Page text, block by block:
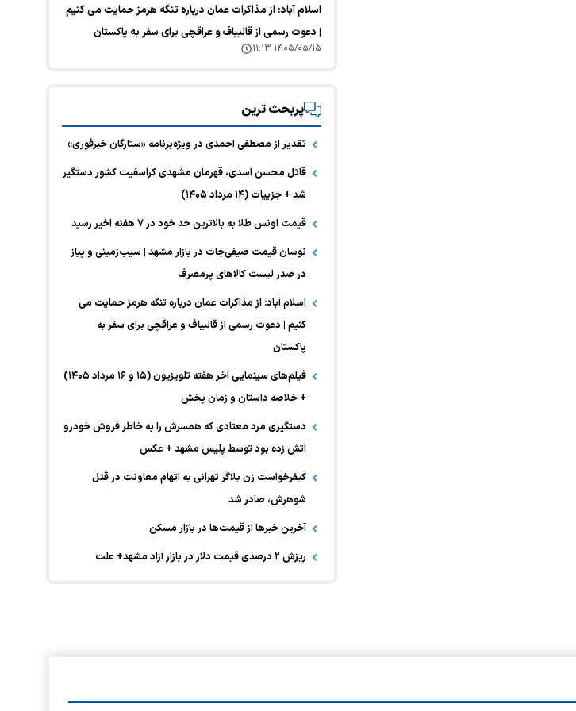
اسلام آباد: از مذاکرات عمان درباره تنگه هرمز حمایت می کنیم
| دعوت رسمی از قالیباف و عراقچی برای سفر به پاکستان
۱۴۰۵/۰۵/۱۵ ۱۱:۱۳
پربحث ترین
تقدیر از مصطفی احمدی در ویژه‌برنامه «ستارگان خبرفوری»
قاتل محسن اسدی، قهرمان مشهدی کراسفیت کشور دستگیر
شد + جزییات (۱۴ مرداد ۱۴۰۵)
قیمت اونس طلا به بالاترین حد خود در ۷ هفته اخیر رسید
نوسان قیمت صیفی‌جات در بازار مشهد | سیب‌زمینی و پیاز
در صدر لیست کالا‌های پرمصرف
اسلام آباد: از مذاکرات عمان درباره تنگه هرمز حمایت می
کنیم | دعوت رسمی از قالیباف و عراقچی برای سفر به
پاکستان
فیلم‌های سینمایی آخر هفته تلویزیون (۱۵ و ۱۶ مرداد ۱۴۰۵)
+ خلاصه داستان و زمان پخش
دستگیری مرد معتادی که همسرش را به خاطر فروش خودرو
آتش زده بود توسط پلیس مشهد + عکس
کیفرخواست زن بلاگر تهرانی به اتهام معاونت در قتل
شوهرش، صادر شد
آخرین خبر‌ها از قیمت‌ها در بازار مسکن
ریزش ۲ درصدی قیمت دلار در بازار آزاد مشهد+ علت